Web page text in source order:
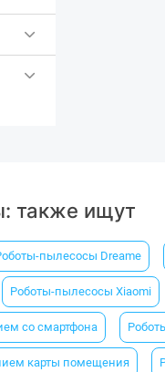
также ищут
пылесосы Dreame
Роботы-пылесосы Xiaomi
со смартфона
карты помещения